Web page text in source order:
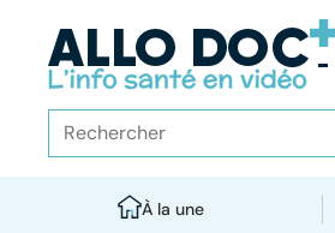
À la une